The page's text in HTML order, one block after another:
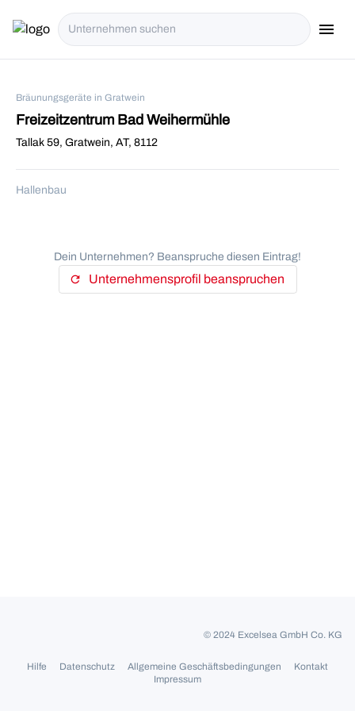
menu
Bräunungsgeräte in Gratwein
Freizeitzentrum Bad Weihermühle
Tallak 59, Gratwein, AT, 8112
Hallenbau
Dein Unternehmen? Beanspruche diesen Eintrag!
refresh Unternehmensprofil beanspruchen
© 2024 Excelsea GmbH Co. KG
Hilfe Datenschutz Allgemeine Geschäftsbedingungen
Kontakt
Impressum